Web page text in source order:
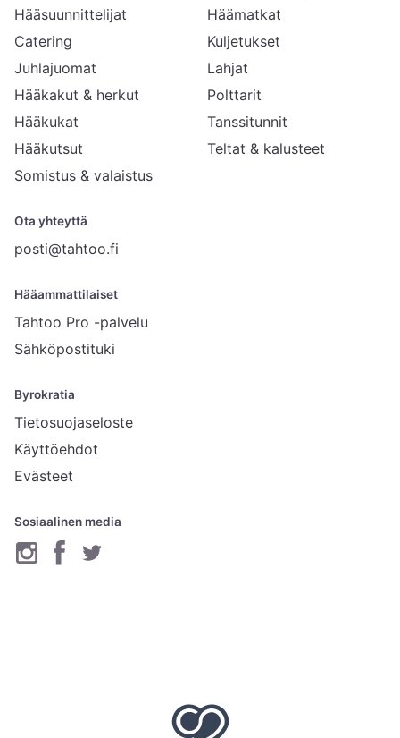
Ota yhteyttä
posti@tahtoo.fi
Hääammattilaiset
Tahtoo Pro -palvelu
Sähköpostituki
Byrokratia
Tietosuojaseloste
Käyttöehdot
Evästeet
Sosiaalinen media
Hääsuunnittelijat
Catering
Juhlajuomat
Hääkakut & herkut
Hääkukat
Hääkutsut
Somistus & valaistus
Häämatkat
Kuljetukset
Lahjat
Polttarit
Tanssitunnit
Teltat & kalusteet